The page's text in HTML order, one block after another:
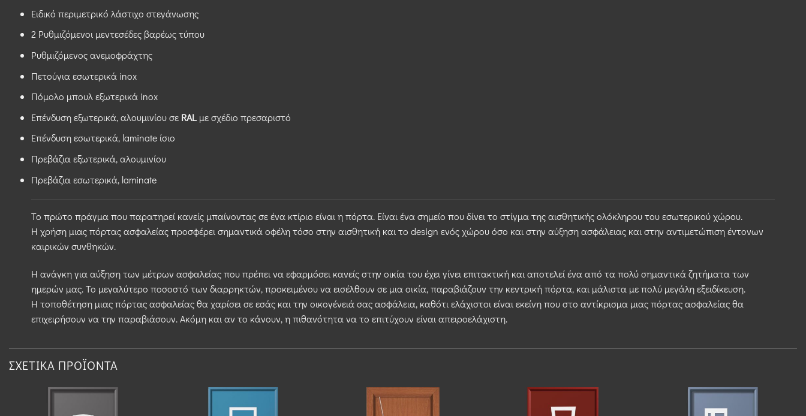
Ειδικό περιμετρικό λάστιχο στεγάνωσης
2 Ρυθμιζόμενοι μεντεσέδες βαρέως τύπου
Ρυθμιζόμενος ανεμοφράχτης
Πετούγια εσωτερικά inox
Πόμολο μπουλ εξωτερικά inox
Επένδυση εξωτερικά, αλουμινίου σε RALμε σχέδιο πρεσαριστό
Επένδυση εσωτερικά, laminate ίσιο
Πρεβάζια εξωτερικά, αλουμινίου
Πρεβάζια εσωτερικά, laminate
Το πρώτο πράγμα που παρατηρεί κανείς μπαίνοντας σε ένα κτίριο είναι η πόρτα. Είναι ένα σημείο που δίνει το στίγμα της αισθητικής ολόκληρου του εσωτερικού χώρου.
Η χρήση μιας πόρτας ασφαλείας προσφέρει σημαντικά οφέλη τόσο στην αισθητική και το design ενός χώρου όσο και στην αύξηση ασφάλειας και στην αντιμετώπιση έντονων
καιρικών συνθηκών.
Η ανάγκη για αύξηση των μέτρων ασφαλείας που πρέπει να εφαρμόσει κανείς στην οικία του έχει γίνει επιτακτική και αποτελεί ένα από τα πολύ σημαντικά ζητήματα των
ημερών μας. Το μεγαλύτερο ποσοστό των διαρρηκτών, προκειμένου να εισέλθουν σε μια οικία, παραβιάζουν την κεντρική πόρτα, και μάλιστα με πολύ μεγάλη εξειδίκευση.
Η τοποθέτηση μιας πόρτας ασφαλείας θα χαρίσει σε εσάς και την οικογένειά σας ασφάλεια, καθότι ελάχιστοι είναι εκείνη που στο αντίκρισμα μιας πόρτας ασφαλείας θα
επιχειρήσουν να την παραβιάσουν. Ακόμη και αν το κάνουν, η πιθανότητα να το επιτύχουν είναι απειροελάχιστη.
ΣΧΕΤΙΚΆ ΠΡΟΪΌΝΤΑ